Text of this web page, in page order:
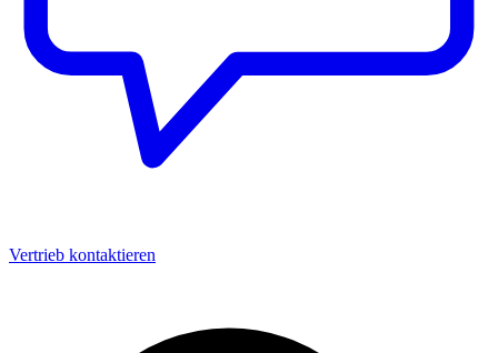
Vertrieb kontaktieren